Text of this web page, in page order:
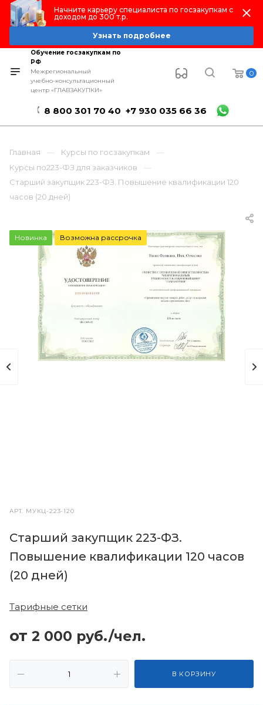
Начните карьеру специалиста по госзакупкам с
доходом до 300 т.р.
Узнать подробнее
Обучение госзакупкам по
РФ
Межрегиональный
учебно-консультационный
центр «ГЛАВЗАКУПКИ»
0
8 800 301 70 40 +7 930 035 66 36
Главная
Курсы по госзакупкам
Курсы по223-ФЗ для заказчиков
Старший закупщик 223-ФЗ. Повышение квалификации 120
часов (20 дней)
Новинка Возможна рассрочка
АРТ. МУКЦ-223-120
Старший закупщик 223-ФЗ.
Повышение квалификации 120 часов
(20 дней)
Тарифные сетки
от 2 000 руб./чел.
В КОРЗИНУ